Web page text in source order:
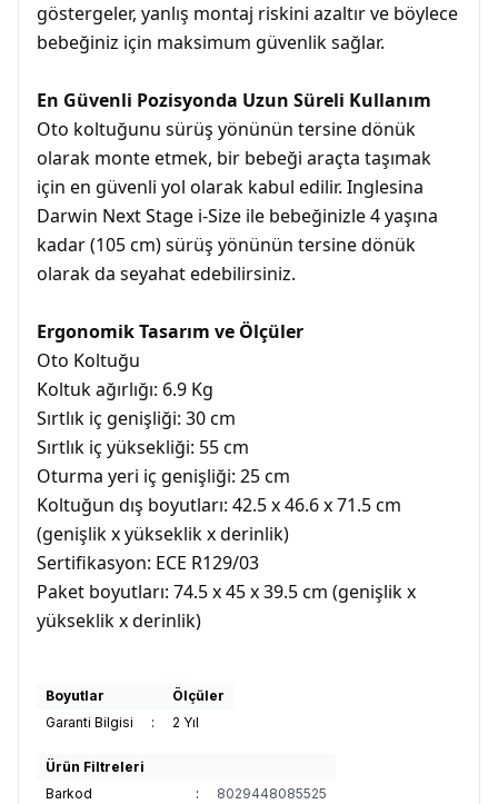
göstergeler, yanlış montaj riskini azaltır ve böylece
bebeğiniz için maksimum güvenlik sağlar.
En Güvenli Pozisyonda Uzun Süreli Kullanım
Oto koltuğunu sürüş yönünün tersine dönük
olarak monte etmek, bir bebeği araçta taşımak
için en güvenli yol olarak kabul edilir. Inglesina
Darwin Next Stage i-Size ile bebeğinizle 4 yaşına
kadar (105 cm) sürüş yönünün tersine dönük
olarak da seyahat edebilirsiniz.
Ergonomik Tasarım ve Ölçüler
Oto Koltuğu
Koltuk ağırlığı: 6.9 Kg
Sırtlık iç genişliği: 30 cm
Sırtlık iç yüksekliği: 55 cm
Oturma yeri iç genişliği: 25 cm
Koltuğun dış boyutları: 42.5 x 46.6 x 71.5 cm
(genişlik x yükseklik x derinlik)
Sertifikasyon: ECE R129/03
Paket boyutları: 74.5 x 45 x 39.5 cm (genişlik x
yükseklik x derinlik)
Boyutlar
Ölçüler
Garanti Bilgisi
: 2 Yıl
Ürün Filtreleri
Barkod
:
8029448085525